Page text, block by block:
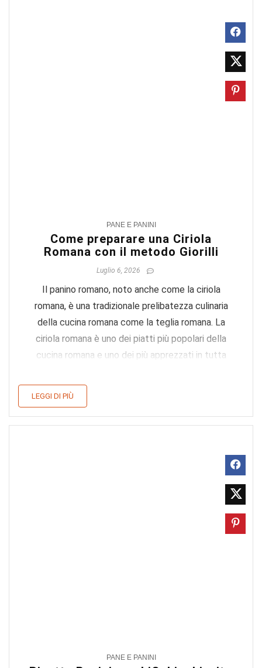
PANE E PANINI
Come preparare una Ciriola
Romana con il metodo Giorilli
Luglio 6, 2026
Il panino romano, noto anche come la ciriola
romana, è una tradizionale prelibatezza culinaria
della cucina romana come la teglia romana. La
ciriola romana è uno dei piatti più popolari della
cucina romana e uno dei più apprezzati in tutta
incredibilmente gustoso e versatile che ...
LEGGI DI PIÙ
PANE E PANINI